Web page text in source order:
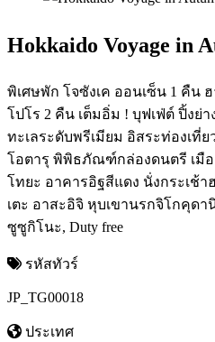
Hokkaido Voyage in
พิเศษพัก โจซังเค ออนเซ็น 1 คืน
โปโร 2 คืน เต็มอิ่ม ! บุฟเฟ่ต์ ปิ้งย่า
ทะเลระดับพรีเมียม อิสระท่องเที่
โอตารุ พิพิธภัณฑ์กล่องดนตรี เมือ
โทยะ อาคารอิฐสีแดง นั่งกระเช้า
เตะ อาสะอิจิ หุบเขานรกจิโกคุด
ซูซูกิโนะ, Duty free
รหัสทัวร์
JP_TG00018
ประเทศ